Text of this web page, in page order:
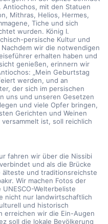
Antiochos, mit den Statuen
Mithras, Helios, Hermes,
Tiche und sich
wurden. König I.
persische Kultur und
wir die notwendigen
erhalten haben und
genießen, erinnern wir
„Mein Geburtstag
werden, und an
der sich im persischen
uns und unseren Gesetzen
und viele Opfer bringen,
Gerichten und Weinen
ist, soll reichlich
fahren wir über die Nissibi
und als die Brücke
und traditionsreichste
Wir machen Fotos der
Welterbeliste
nicht nur landwirtschaftlich
und historisch
erreichen wir die Ein-Augen
soll die lokale Bevölkerung